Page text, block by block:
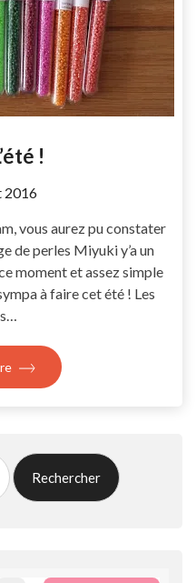
!
2016
vous aurez pu constater
de perles Miyuki y’a un
moment et assez simple
à faire cet été ! Les